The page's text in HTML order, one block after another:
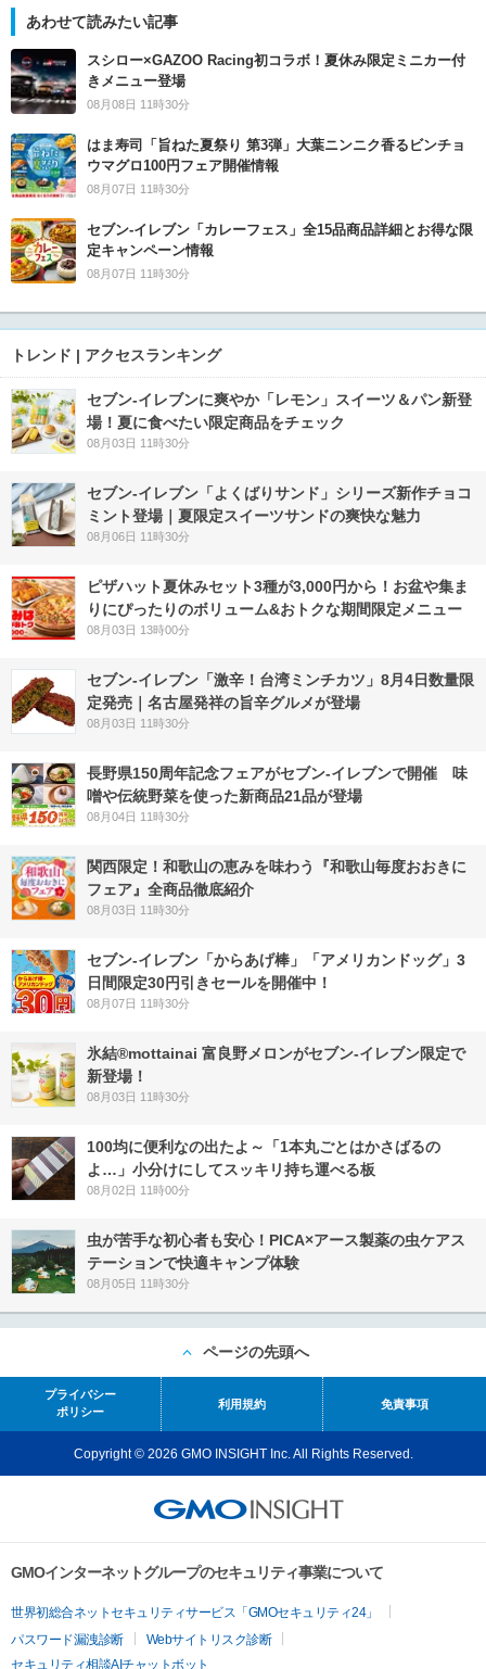
あわせて読みたい記事
スシロー×GAZOO Racing初コラボ！夏休み限定ミニカー付
きメニュー登場
08月08日 11時30分
はま寿司「旨ねた夏祭り 第3弾」大葉ニンニク香るビンチョ
ウマグロ100円フェア開催情報
08月07日 11時30分
セブン‐イレブン「カレーフェス」全15品商品詳細とお得な限
定キャンペーン情報
08月07日 11時30分
トレンド | アクセスランキング
セブン‐イレブンに爽やか「レモン」スイーツ＆パン新登
場！夏に食べたい限定商品をチェック
08月03日 11時30分
セブン‐イレブン「よくばりサンド」シリーズ新作チョコ
ミント登場｜夏限定スイーツサンドの爽快な魅力
08月06日 11時30分
ピザハット夏休みセット3種が3,000円から！お盆や集ま
りにぴったりのボリューム&おトクな期間限定メニュー
08月03日 13時00分
セブン-イレブン「激辛！台湾ミンチカツ」8月4日数量限
定発売｜名古屋発祥の旨辛グルメが登場
08月03日 11時30分
長野県150周年記念フェアがセブン-イレブンで開催 味
噌や伝統野菜を使った新商品21品が登場
08月04日 11時30分
関西限定！和歌山の恵みを味わう『和歌山毎度おおきに
フェア』全商品徹底紹介
08月03日 11時30分
セブン‐イレブン「からあげ棒」「アメリカンドッグ」3
日間限定30円引きセールを開催中！
08月07日 11時30分
氷結®mottainai 富良野メロンがセブン‐イレブン限定で
新登場！
08月03日 11時30分
100均に便利なの出たよ～「1本丸ごとはかさばるの
よ…」小分けにしてスッキリ持ち運べる板
08月02日 11時00分
虫が苦手な初心者も安心！PICA×アース製薬の虫ケアス
テーションで快適キャンプ体験
08月05日 11時30分
ページの先頭へ
プライバシー
ポリシー
利用規約 免責事項
Copyright © 2026 GMO INSIGHT Inc. All Rights Reserved.
GMOインターネットグループのセキュリティ事業について
世界初総合ネットセキュリティサービス「GMOセキュリティ24」
パスワード漏洩診断
Webサイトリスク診断
セキュリティ相談AIチャットボット